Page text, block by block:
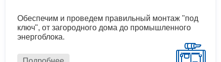
Обеспечим и проведем правильный монтаж "под
ключ", от загородного дома до промышленного
энергоблока.